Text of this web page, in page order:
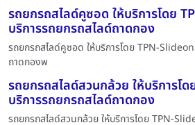
รถยกรถสไลด์คูซอด ให้บริการโดย
บริการรถยกรถสไลด์ถาดกอง
รถยกรถสไลด์คูซอด ให้บริการโดย TPN-
ถาดกองพ
รถยกรถสไลด์สวนกล้วย ให้บริการโ
บริการรถยกรถสไลด์ถาดกอง
รถยกรถสไลด์สวนกล้วย ให้บริการโดย TPN-